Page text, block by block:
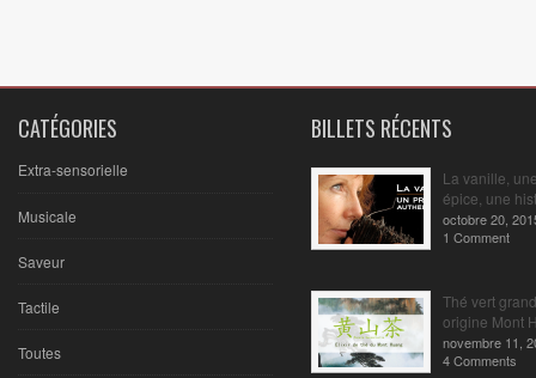
CATÉGORIES
Extra-sensorielle
Musicale
Saveur
Tactile
Toutes
BILLETS RÉCENTS
La vanille,
épice, une
octobre 20,
1 Comment
Thé vert
origine Mont
novembre 11,
4 Comments